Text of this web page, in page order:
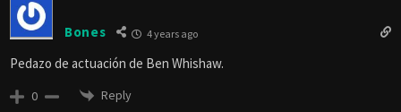
Bones 4 years ago
Pedazo de actuación de Ben Whishaw.
0 Reply